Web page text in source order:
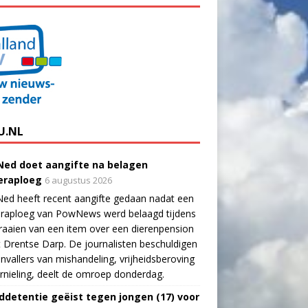
doet aangifte na belagen
6 augustus 2026
heeft recent aangifte gedaan nadat een
van PowNews werd belaagd tijdens
van een item over een dierenpension
Drentse Darp. De journalisten beschuldigen
van mishandeling, vrijheidsberoving
deelt de omroep donderdag.
geëist tegen jongen (17) voor